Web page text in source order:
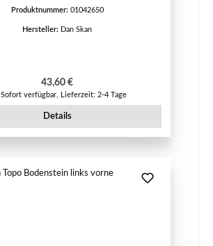
Produktnummer: 01042650
Hersteller: Dan Skan
Regulärer Preis:
43,60 €
Sofort verfügbar, Lieferzeit: 2-4 Tage
Details